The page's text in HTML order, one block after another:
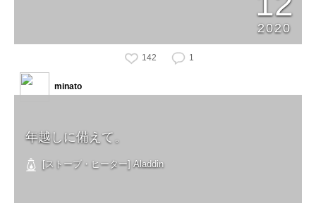
2020
142 1
年越しに備えて。
[ストーブ・ヒーター] Aladdin
minato